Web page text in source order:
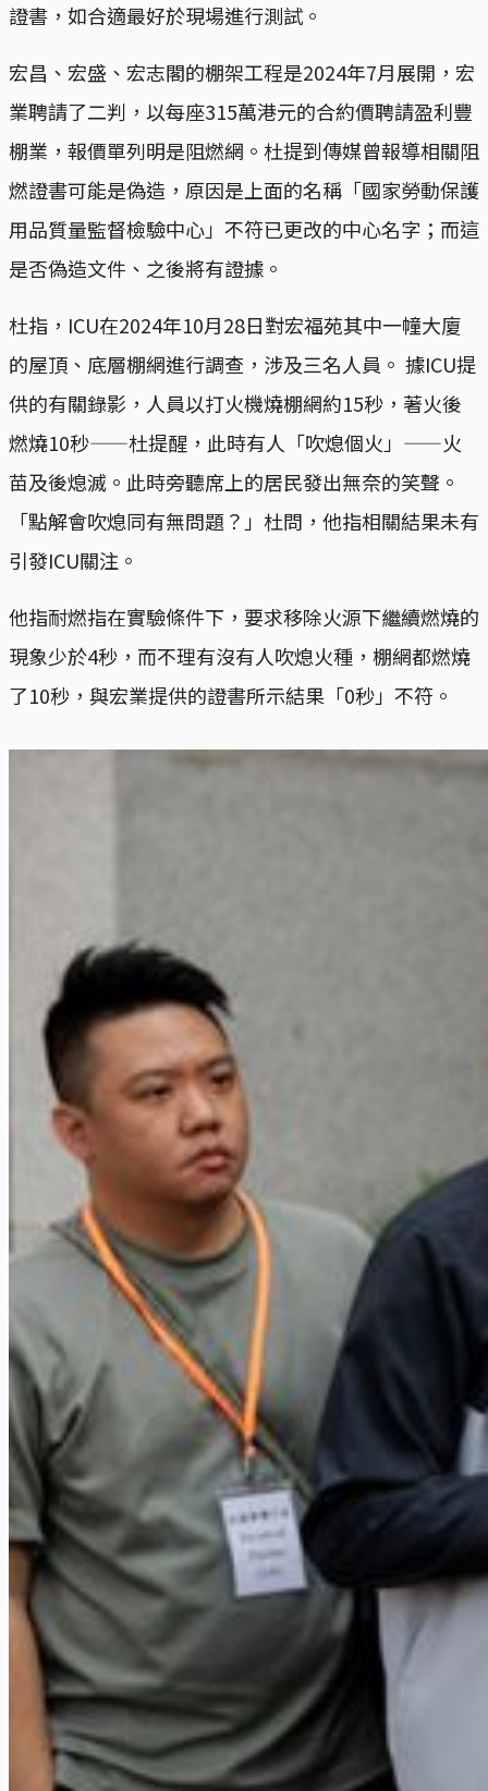
證書，如合適最好於現場進行測試。
宏昌、宏盛、宏志閣的棚架工程是2024年7月展開，宏
業聘請了二判，以每座315萬港元的合約價聘請盈利豐
棚業，報價單列明是阻燃網。杜提到傳媒曾報導相關阻
燃證書可能是偽造，原因是上面的名稱「國家勞動保護
用品質量監督檢驗中心」不符已更改的中心名字；而這
是否偽造文件、之後將有證據。
杜指，ICU在2024年10月28日對宏福苑其中一幢大廈
的屋頂、底層棚網進行調查，涉及三名人員。 據ICU提
供的有關錄影，人員以打火機燒棚網約15秒，著火後
燃燒10秒——杜提醒，此時有人「吹熄個火」——火
苗及後熄滅。此時旁聽席上的居民發出無奈的笑聲。
「點解會吹熄同有無問題？」杜問，他指相關結果未有
引發ICU關注。
他指耐燃指在實驗條件下，要求移除火源下繼續燃燒的
現象少於4秒，而不理有沒有人吹熄火種，棚網都燃燒
了10秒，與宏業提供的證書所示結果「0秒」不符。